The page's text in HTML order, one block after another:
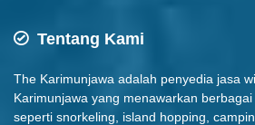
Tentang Kami
The Karimunjawa adalah penyedia jasa
Karimunjawa yang menawarkan
seperti snorkeling, island hopping,